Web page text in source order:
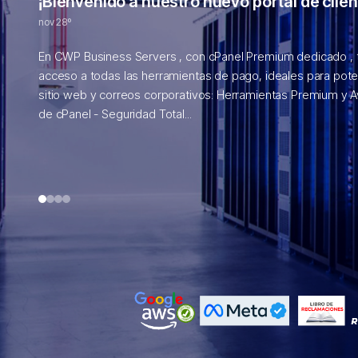
nov 28º
En CWP Business Servers , con cPanel Premium dedicado ,
acceso a todas las herramientas de pago, ideales para
sitio web y correos corporativos: Herramientas Premium y
de cPanel - Seguridad Total...
1234